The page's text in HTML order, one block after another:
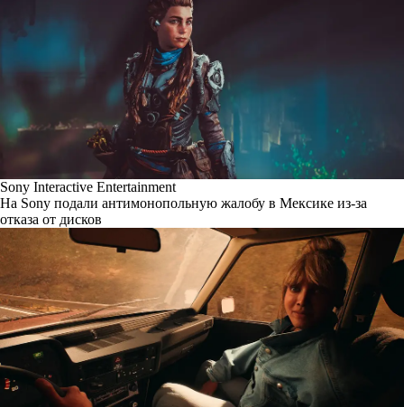
Sony Interactive Entertainment
На Sony подали антимонопольную жалобу в Мексике из-за
отказа от дисков